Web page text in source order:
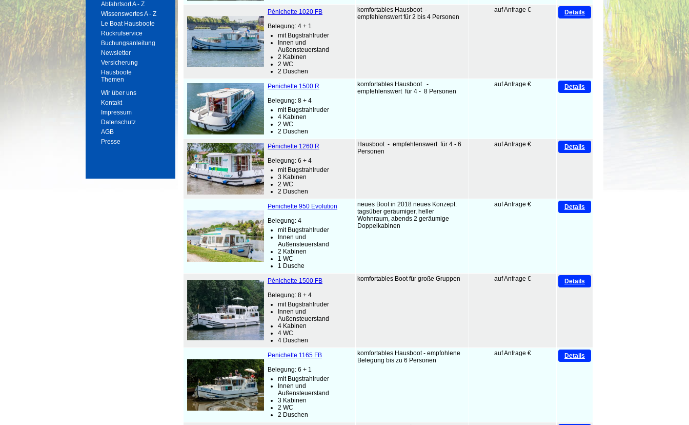
Abfahrtsort A - Z
Wissenswertes A - Z
Le Boat Hausboote
Rückrufservice
Buchungsanleitung
Newsletter
Versicherung
Hausboote
Themen
Wir über uns
Kontakt
Impressum
Datenschutz
AGB
Presse
Pénichette 1020 FB
Belegung: 4 + 1
mit Bugstrahlruder
Innen und
Außensteuerstand
2 Kabinen
2 WC
2 Duschen
komfortables Hausboot -
empfehlenswert für 2 bis 4 Personen
auf Anfrage € Details
Penichette 1500 R
Belegung: 8 + 4
mit Bugstrahlruder
4 Kabinen
2 WC
2 Duschen
komfortables Hausboot -
empfehlenswert für 4 - 8 Personen
auf Anfrage € Details
Pénichette 1260 R
Belegung: 6 + 4
mit Bugstrahlruder
3 Kabinen
2 WC
2 Duschen
Hausboot - empfehlenswert für 4 - 6
Personen
auf Anfrage € Details
Penichette 950 Evolution
Belegung: 4
mit Bugstrahlruder
Innen und
Außensteuerstand
2 Kabinen
1 WC
1 Dusche
neues Boot in 2018 neues Konzept:
tagsüber geräumiger, heller
Wohnraum, abends 2 geräumige
Doppelkabinen
auf Anfrage € Details
Pénichette 1500 FB
Belegung: 8 + 4
mit Bugstrahlruder
Innen und
Außensteuerstand
4 Kabinen
4 WC
4 Duschen
komfortables Boot für große Gruppen auf Anfrage € Details
Penichette 1165 FB
Belegung: 6 + 1
mit Bugstrahlruder
Innen und
Außensteuerstand
3 Kabinen
2 WC
2 Duschen
komfortables Hausboot - empfohlene
Belegung bis zu 6 Personen
auf Anfrage € Details